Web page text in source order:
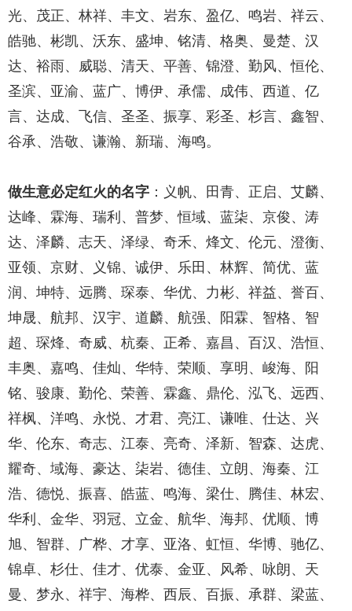
光、茂正、林祥、丰文、岩东、盈亿、鸣岩、祥云、
皓驰、彬凯、沃东、盛坤、铭清、格奥、曼楚、汉
达、裕雨、威聪、清天、平善、锦澄、勤风、恒伦、
圣滨、亚渝、蓝广、博伊、承儒、成伟、西道、亿
言、达成、飞信、圣圣、振享、彩圣、杉言、鑫智、
谷承、浩敬、谦瀚、新瑞、海鸣。
做生意必定红火的名字 ：义帆、田青、正启、艾麟、
达峰、霖海、瑞利、普梦、恒域、蓝柒、京俊、涛
达、泽麟、志天、泽绿、奇禾、烽文、伦元、澄衡、
亚领、京财、义锦、诚伊、乐田、林辉、简优、蓝
润、坤特、远腾、琛泰、华优、力彬、祥益、誉百、
坤晟、航邦、汉宇、道麟、航强、阳霖、智格、智
超、琛烽、奇威、杭秦、正希、嘉昌、百汉、浩恒、
丰奥、嘉鸣、佳灿、华特、荣顺、享明、峻海、阳
铭、骏康、勤伦、荣善、霖鑫、鼎伦、泓飞、远西、
祥枫、洋鸣、永悦、才君、亮江、谦唯、仕达、兴
华、伦东、奇志、江泰、亮奇、泽新、智森、达虎、
耀奇、域海、豪达、柒岩、德佳、立朗、海秦、江
浩、德悦、振喜、皓蓝、鸣海、梁仕、腾佳、林宏、
华利、金华、羽冠、立金、航华、海邦、优顺、博
旭、智群、广桦、才享、亚洛、虹恒、华博、驰亿、
锦卓、杉仕、佳才、优泰、金亚、风希、咏朗、天
曼、梦永、祥宇、海桦、西辰、百振、承群、梁蓝、